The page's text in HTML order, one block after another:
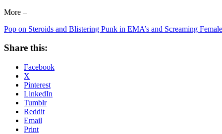
More –
Pop on Steroids and Blistering Punk in EMA’s and Screaming
Share this:
Facebook
X
Pinterest
LinkedIn
Tumblr
Reddit
Email
Print